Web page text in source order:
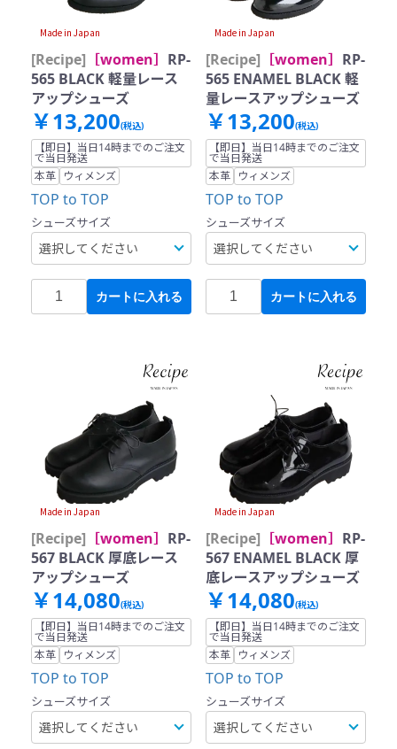
Made in Japan
[Recipe] ［women］ RP-
565 BLACK 軽量レース
アップシューズ
￥13,200(税込)
【即日】当日14時までのご注文
で当日発送
本革 ウィメンズ
TOP to TOP
シューズサイズ
カートに入れる
Made in Japan
[Recipe] ［women］ RP-
565 ENAMEL BLACK 軽
量レースアップシューズ
￥13,200(税込)
【即日】当日14時までのご注文
で当日発送
本革 ウィメンズ
TOP to TOP
シューズサイズ
カートに入れる
Made in Japan
[Recipe] ［women］ RP-
567 BLACK 厚底レース
アップシューズ
￥14,080(税込)
【即日】当日14時までのご注文
で当日発送
本革 ウィメンズ
TOP to TOP
シューズサイズ
Made in Japan
[Recipe] ［women］ RP-
567 ENAMEL BLACK 厚
底レースアップシューズ
￥14,080(税込)
【即日】当日14時までのご注文
で当日発送
本革 ウィメンズ
TOP to TOP
シューズサイズ